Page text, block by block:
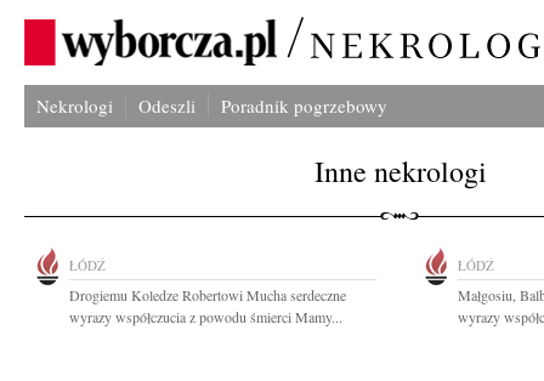
Nekrologi Odeszli Poradnik pogrzebowy
Inne nekrologi
ŁÓDŹ
Drogiemu Koledze Robertowi Mucha serdeczne
wyrazy współczucia z powodu śmierci Mamy...
ŁÓDŹ
Małgosiu,
wyrazy